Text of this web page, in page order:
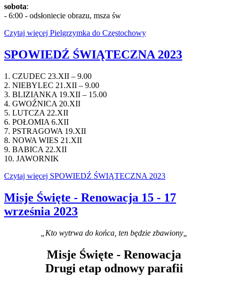
sobota:
- 6:00 - odsłoniecie obrazu, msza św
Czytaj więcej Pielgrzymka do Częstochowy
SPOWIEDŹ ŚWIĄTECZNA 2023
1. CZUDEC 23.XII – 9.00
2. NIEBYLEC 21.XII – 9.00
3. BLIZIANKA 19.XII – 15.00
4. GWOŹNICA 20.XII
5. LUTCZA 22.XII
6. POŁOMIA 6.XII
7. PSTRAGOWA 19.XII
8. NOWA WIES 21.XII
9. BABICA 22.XII
10. JAWORNIK
Czytaj więcej SPOWIEDŹ ŚWIĄTECZNA 2023
Misje Święte - Renowacja 15 - 17
września 2023
„Kto wytrwa do końca, ten będzie zbawiony„
Misje Święte - Renowacja
Drugi etap odnowy parafii